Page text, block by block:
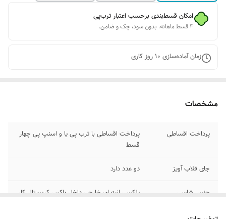
امکان قسط‌بندی برحسب اعتبار ترب‌پی
۴ قسط ماهانه. بدون سود، چک و ضامن.
زمان آماده‌سازی 10روز کاری
مشخصات
پرداخت اقساطی
پرداخت اقساطی با ترب پی یا و اسنپ پی چهار
قسط
جای قلاب آویز دو عدد دارد
جنس شاسی
پلکسی انبه ای خارجی داخل باکس کریستال کار